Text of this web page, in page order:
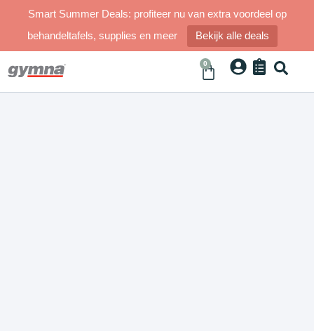
Smart Summer Deals: profiteer nu van extra voordeel op
behandeltafels, supplies en meer
Bekijk alle deals
0